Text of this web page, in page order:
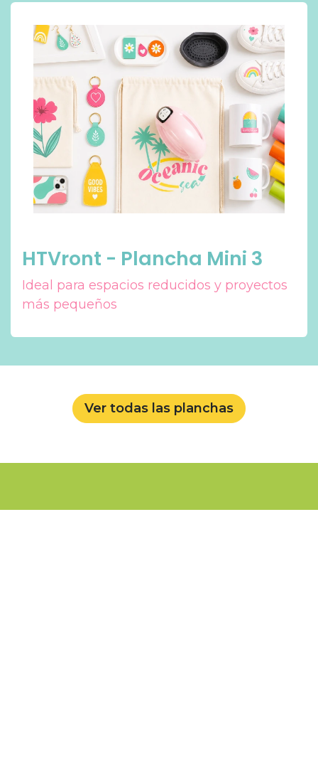
HTVront - Plancha Mini 3
Ideal para espacios reducidos y proyectos
más pequeños
Ver todas las planchas